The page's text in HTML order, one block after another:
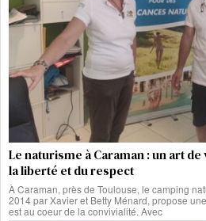
Le naturisme à Caraman : un art
la liberté et du respect
À Caraman, près de Toulouse, le camping
2014 par Xavier et Betty Ménard, propose
est au coeur de la convivialité. Avec